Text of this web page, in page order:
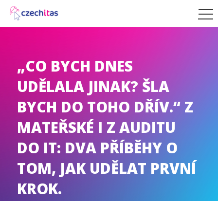
„CO BYCH DNES
UDĚLALA JINAK? ŠLA
BYCH DO TOHO DŘÍV.“ Z
MATEŘSKÉ I Z AUDITU
DO IT: DVA PŘÍBĚHY O
TOM, JAK UDĚLAT PRVNÍ
KROK.